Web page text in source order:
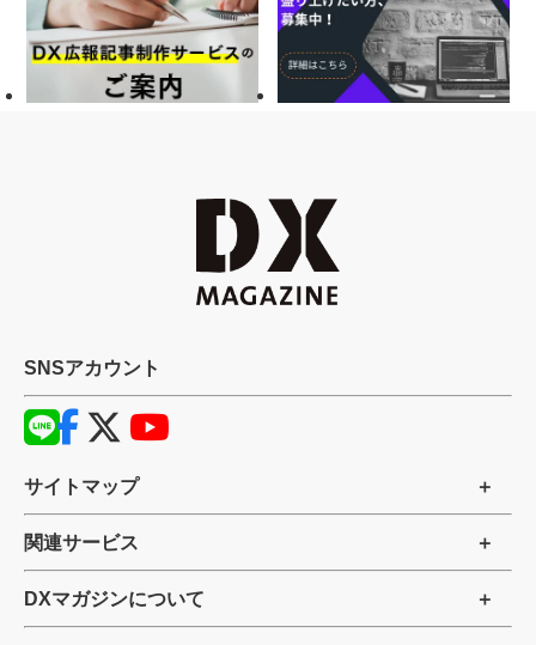
SNSアカウント
サイトマップ
関連サービス
DXマガジンについて